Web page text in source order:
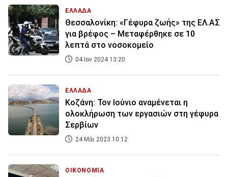
ΕΛΛΑΔΑ
Θεσσαλονίκη: «Γέφυρα ζωής» της ΕΛ.ΑΣ
για βρέφος – Μεταφέρθηκε σε 10
λεπτά στο νοσοκομείο
04 Ιαν 2024 13:20
ΕΛΛΑΔΑ
Κοζάνη: Τον Ιούνιο αναμένεται η
ολοκλήρωση των εργασιών στη γέφυρα
Σερβίων
24 Μάι 2023 10:12
ΟΙΚΟΝΟΜΙΑ